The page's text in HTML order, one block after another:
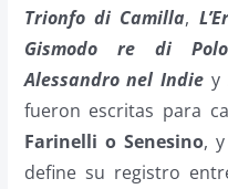
Trionfo di Camilla,
Gismodo re di
Alessandro nel Indiey
fueron escritas para
Farinelli o Senesino,
define su registro